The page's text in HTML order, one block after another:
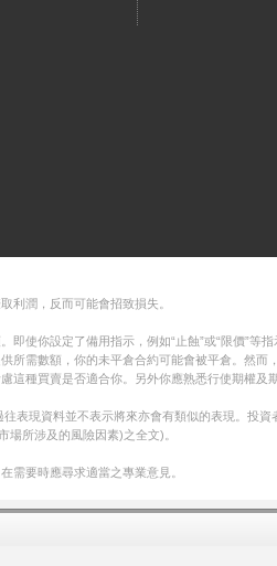
利潤，反而可能會招致損失。
使你設定了備用指示，例如“止蝕”或“限價”等
需數額，你的未平倉合約可能會被平倉。然而
種買賣是否適合你。另外你應熟悉行使期權及
表現資料並不表示將來亦會有類似的表現。投
所涉及的風險因素)之全文)。
需要時應尋求適當之專業意見。